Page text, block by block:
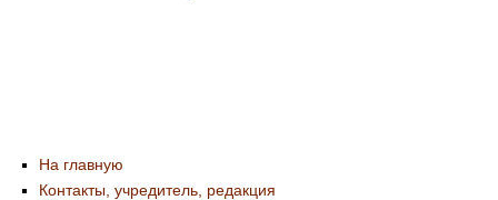
На главную
Контакты, учредитель, редакция